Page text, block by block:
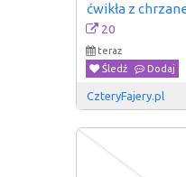
ćwikła z
20
teraz
Śledź
Dodaj
CzteryFajery.pl